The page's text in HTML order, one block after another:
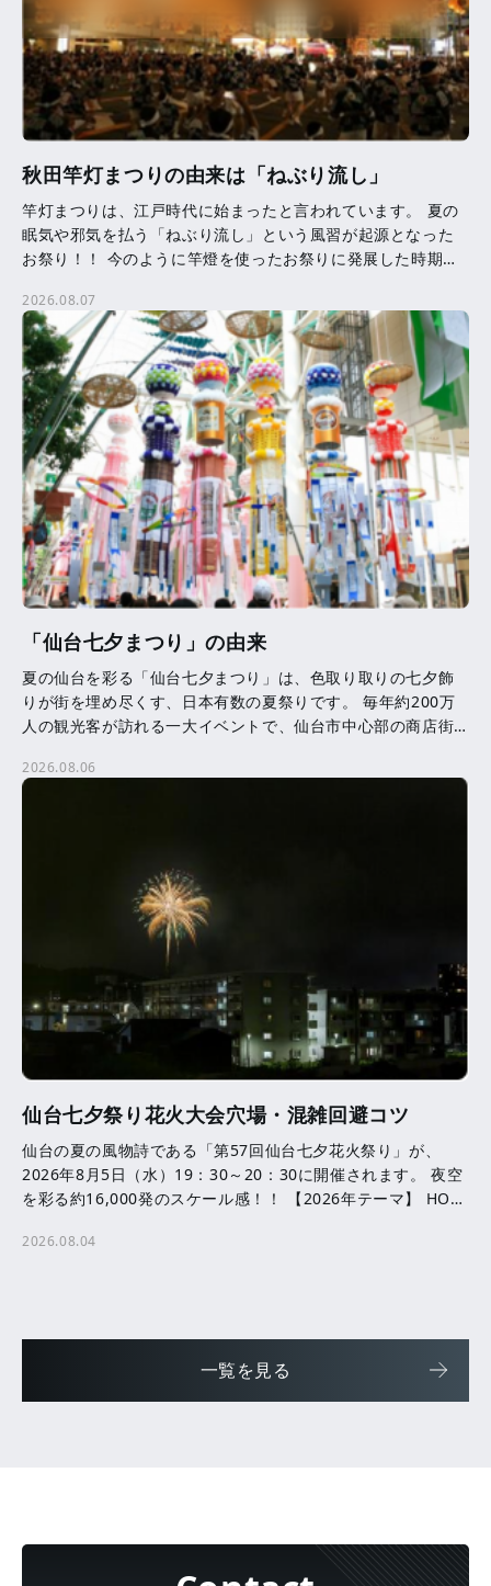
秋田竿灯まつりの由来は「ねぶり流し」
竿灯まつりは、江戸時代に始まったと言われています。 夏の
眠気や邪気を払う「ねぶり流し」という風習が起源となった
お祭り！！ 今のように竿燈を使ったお祭りに発展した時期等
[…]
2026.08.07
「仙台七夕まつり」の由来
夏の仙台を彩る「仙台七夕まつり」は、色取り取りの七夕飾
りが街を埋め尽くす、日本有数の夏祭りです。 毎年約200万
人の観光客が訪れる一大イベントで、仙台市中心部の商店街
2026.08.06
仙台七夕祭り花火大会穴場・混雑回避コツ
仙台の夏の風物詩である「第57回仙台七夕花火祭り」が、
2026年8月5日（水）19：30～20：30に開催されます。 夜空
を彩る約16,000発のスケール感！！ 【2026年テーマ】 HOPE
2026.08.04
一覧を見る